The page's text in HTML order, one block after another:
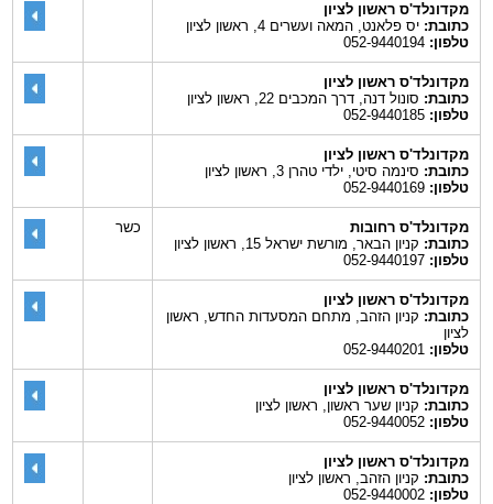
מקדונלד'ס ראשון לציון
כתובת:יס פלאנט, המאה ועשרים 4, ראשון לציון
טלפון:052-9440194
מקדונלד'ס ראשון לציון
כתובת:סונול דנה, דרך המכבים 22, ראשון לציון
טלפון:052-9440185
מקדונלד'ס ראשון לציון
כתובת:סינמה סיטי, ילדי טהרן 3, ראשון לציון
טלפון:052-9440169
מקדונלד'ס רחובות
כתובת:קניון הבאר, מורשת ישראל 15, ראשון לציון
טלפון:052-9440197
כשר
מקדונלד'ס ראשון לציון
כתובת:קניון הזהב, מתחם המסעדות החדש, ראשון
לציון
טלפון:052-9440201
מקדונלד'ס ראשון לציון
כתובת:קניון שער ראשון, ראשון לציון
טלפון:052-9440052
מקדונלד'ס ראשון לציון
כתובת:קניון הזהב, ראשון לציון
טלפון:052-9440002